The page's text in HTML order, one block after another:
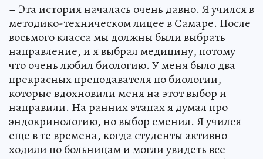
– Эта история началась очень давно. Я учился в
методико-техническом лицее в Самаре. После
восьмого класса мы должны были выбрать
направление, и я выбрал медицину, потому
что очень любил биологию. У меня было два
прекрасных преподавателя по биологии,
которые вдохновили меня на этот выбор и
направили. На ранних этапах я думал про
эндокринологию, но выбор сменил. Я учился
еще в те времена, когда студенты активно
ходили по больницам и могли увидеть все